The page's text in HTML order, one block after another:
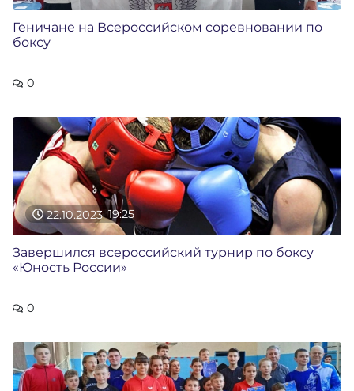
Геничане на Всероссийском соревновании по
боксу
0
22.10.2023 19:25
Завершился всероссийский турнир по боксу
«Юность России»
0